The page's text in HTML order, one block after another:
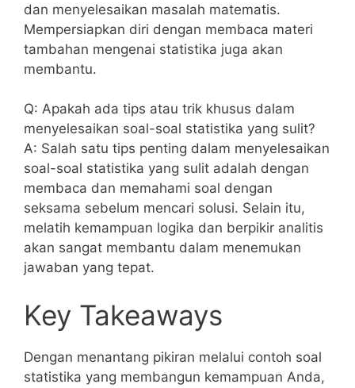
dan‌ menyelesaikan masalah matematis.
⁣Mempersiapkan diri dengan membaca ‍materi
tambahan‍ mengenai ⁣statistika juga akan‍
membantu.
Q:‍ Apakah⁢ ada tips⁣ atau trik khusus dalam ​
menyelesaikan soal-soal statistika yang sulit?
A: ⁤Salah⁣ satu ‌tips ‌penting dalam menyelesaikan
soal-soal ⁤statistika yang‍ sulit adalah‍ dengan
membaca dan memahami ⁣soal dengan
seksama ‍sebelum mencari solusi. Selain itu,
melatih kemampuan ‍logika dan‌ berpikir analitis‍
akan sangat membantu dalam menemukan⁤
jawaban ⁣yang‌ tepat.
Key‍ Takeaways
Dengan ‍menantang pikiran ‍melalui contoh soal
statistika yang membangun kemampuan Anda,